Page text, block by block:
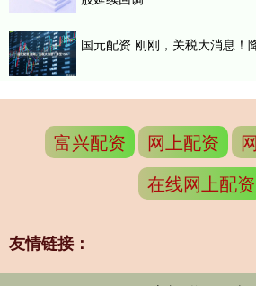
国元配资 刚刚，关税大消息！
富兴配资 网上配资
在线网上配资
友情链接：